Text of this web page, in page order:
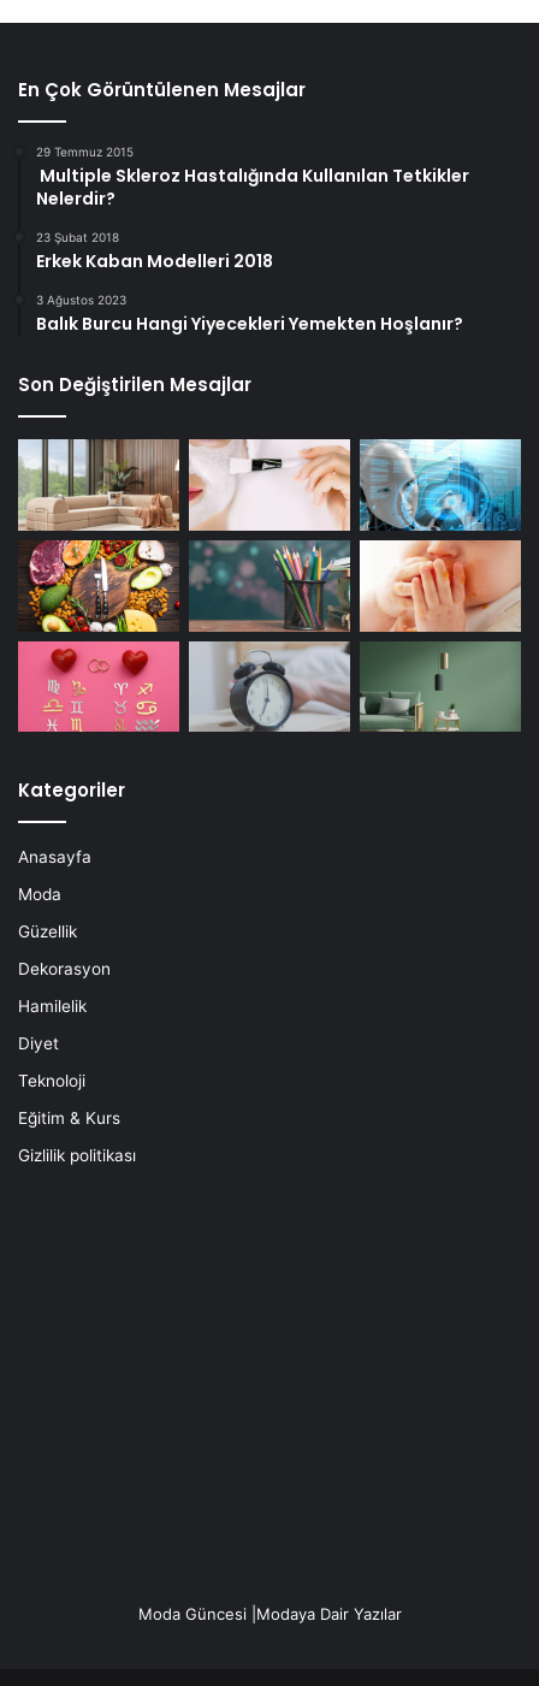
En Çok Görüntülenen Mesajlar
29 Temmuz 2015
Multiple Skleroz Hastalığında Kullanılan Tetkikler
Nelerdir?
23 Şubat 2018
Erkek Kaban Modelleri 2018
3 Ağustos 2023
Balık Burcu Hangi Yiyecekleri Yemekten Hoşlanır?
Son Değiştirilen Mesajlar
Kategoriler
Anasayfa
Moda
Güzellik
Dekorasyon
Hamilelik
Diyet
Teknoloji
Eğitim & Kurs
Gizlilik politikası
Moda Güncesi |Modaya Dair Yazılar